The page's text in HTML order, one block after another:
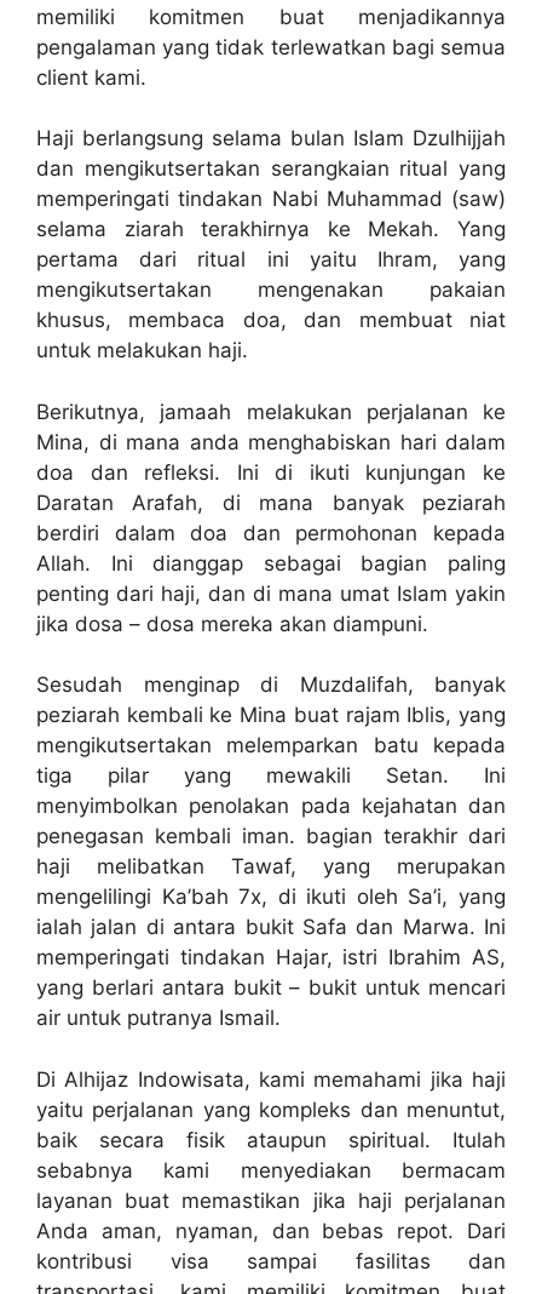
memiliki komitmen buat menjadikannya
pengalaman yang tidak terlewatkan bagi semua
client kami.
Haji berlangsung selama bulan Islam Dzulhijjah
dan mengikutsertakan serangkaian ritual yang
memperingati tindakan Nabi Muhammad (saw)
selama ziarah terakhirnya ke Mekah. Yang
pertama dari ritual ini yaitu Ihram, yang
mengikutsertakan mengenakan pakaian
khusus, membaca doa, dan membuat niat
untuk melakukan haji.
Berikutnya, jamaah melakukan perjalanan ke
Mina, di mana anda menghabiskan hari dalam
doa dan refleksi. Ini di ikuti kunjungan ke
Daratan Arafah, di mana banyak peziarah
berdiri dalam doa dan permohonan kepada
Allah. Ini dianggap sebagai bagian paling
penting dari haji, dan di mana umat Islam yakin
jika dosa – dosa mereka akan diampuni.
Sesudah menginap di Muzdalifah, banyak
peziarah kembali ke Mina buat rajam Iblis, yang
mengikutsertakan melemparkan batu kepada
tiga pilar yang mewakili Setan. Ini
menyimbolkan penolakan pada kejahatan dan
penegasan kembali iman. bagian terakhir dari
haji melibatkan Tawaf, yang merupakan
mengelilingi Ka’bah 7x, di ikuti oleh Sa’i, yang
ialah jalan di antara bukit Safa dan Marwa. Ini
memperingati tindakan Hajar, istri Ibrahim AS,
yang berlari antara bukit – bukit untuk mencari
air untuk putranya Ismail.
Di Alhijaz Indowisata, kami memahami jika haji
yaitu perjalanan yang kompleks dan menuntut,
baik secara fisik ataupun spiritual. Itulah
sebabnya kami menyediakan bermacam
layanan buat memastikan jika haji perjalanan
Anda aman, nyaman, dan bebas repot. Dari
kontribusi visa sampai fasilitas dan